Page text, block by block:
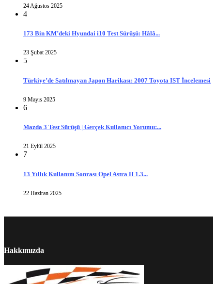
24 Ağustos 2025
4
173 Bin KM’deki Hyundai i10 Test Sürüşü: Hâlâ...
23 Şubat 2025
5
Türkiye’de Satılmayan Japon Harikası: 2007 Toyota IST İncelemesi
9 Mayıs 2025
6
Mazda 3 Test Sürüşü | Gerçek Kullanıcı Yorumu:...
21 Eylül 2025
7
13 Yıllık Kullanım Sonrası Opel Astra H 1.3...
22 Haziran 2025
Hakkımızda